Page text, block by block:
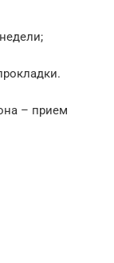
– прием